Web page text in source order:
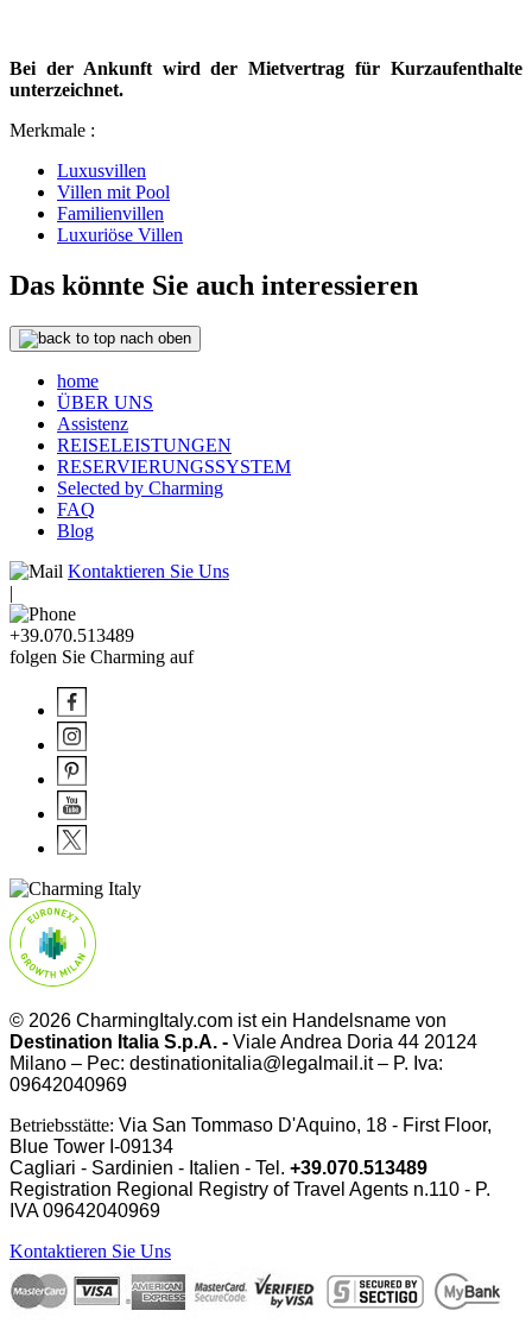
Bei der Ankunft wird der Mietvertrag für Kurzaufenthalte
unterzeichnet.
Merkmale :
Luxusvillen
Villen mit Pool
Familienvillen
Luxuriöse Villen
Das könnte Sie auch interessieren
nach oben
home
ÜBER UNS
Assistenz
REISELEISTUNGEN
RESERVIERUNGSSYSTEM
Selected by Charming
FAQ
Blog
Kontaktieren Sie Uns
|
+39.070.513489
folgen Sie Charming auf
© 2026 CharmingItaly.com ist ein Handelsname von
Destination Italia S.p.A. - Viale Andrea Doria 44 20124
Milano – Pec: destinationitalia@legalmail.it – P. Iva:
09642040969
Betriebsstätte: Via San Tommaso D'Aquino, 18 - First Floor,
Blue Tower I-09134
Cagliari - Sardinien - Italien - Tel. +39.070.513489
Registration Regional Registry of Travel Agents n.110 - P.
IVA09642040969
Kontaktieren Sie Uns